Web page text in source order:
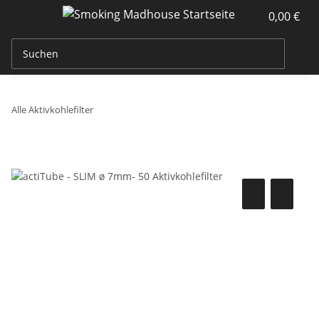
0,00 €
Alle Aktivkohlefilter